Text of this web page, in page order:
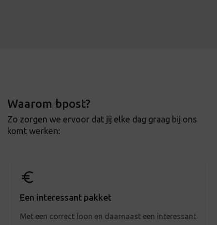
Waarom bpost?
Zo zorgen we ervoor dat jij elke dag graag bij ons
komt werken:
Een interessant pakket
Met een correct loon en daarnaast een interessant